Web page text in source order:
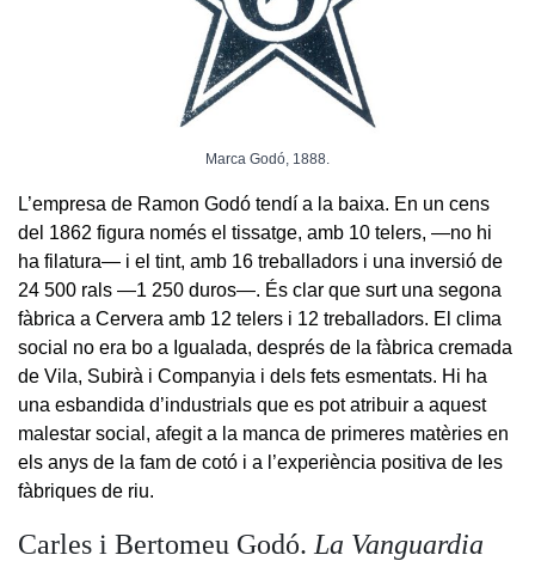
Marca Godó, 1888.
L’empresa de Ramon Godó tendí a la baixa. En un cens
del 1862 figura només el tissatge, amb 10 telers, —no hi
ha filatura— i el tint, amb 16 treballadors i una inversió de
24 500 rals —1 250 duros—. És clar que surt una segona
fàbrica a Cervera amb 12 telers i 12 treballadors. El clima
social no era bo a Igualada, després de la fàbrica cremada
de Vila, Subirà i Companyia i dels fets esmentats. Hi ha
una esbandida d’industrials que es pot atribuir a aquest
malestar social, afegit a la manca de primeres matèries en
els anys de la fam de cotó i a l’experiència positiva de les
fàbriques de riu.
Carles i Bertomeu Godó. La Vanguardia